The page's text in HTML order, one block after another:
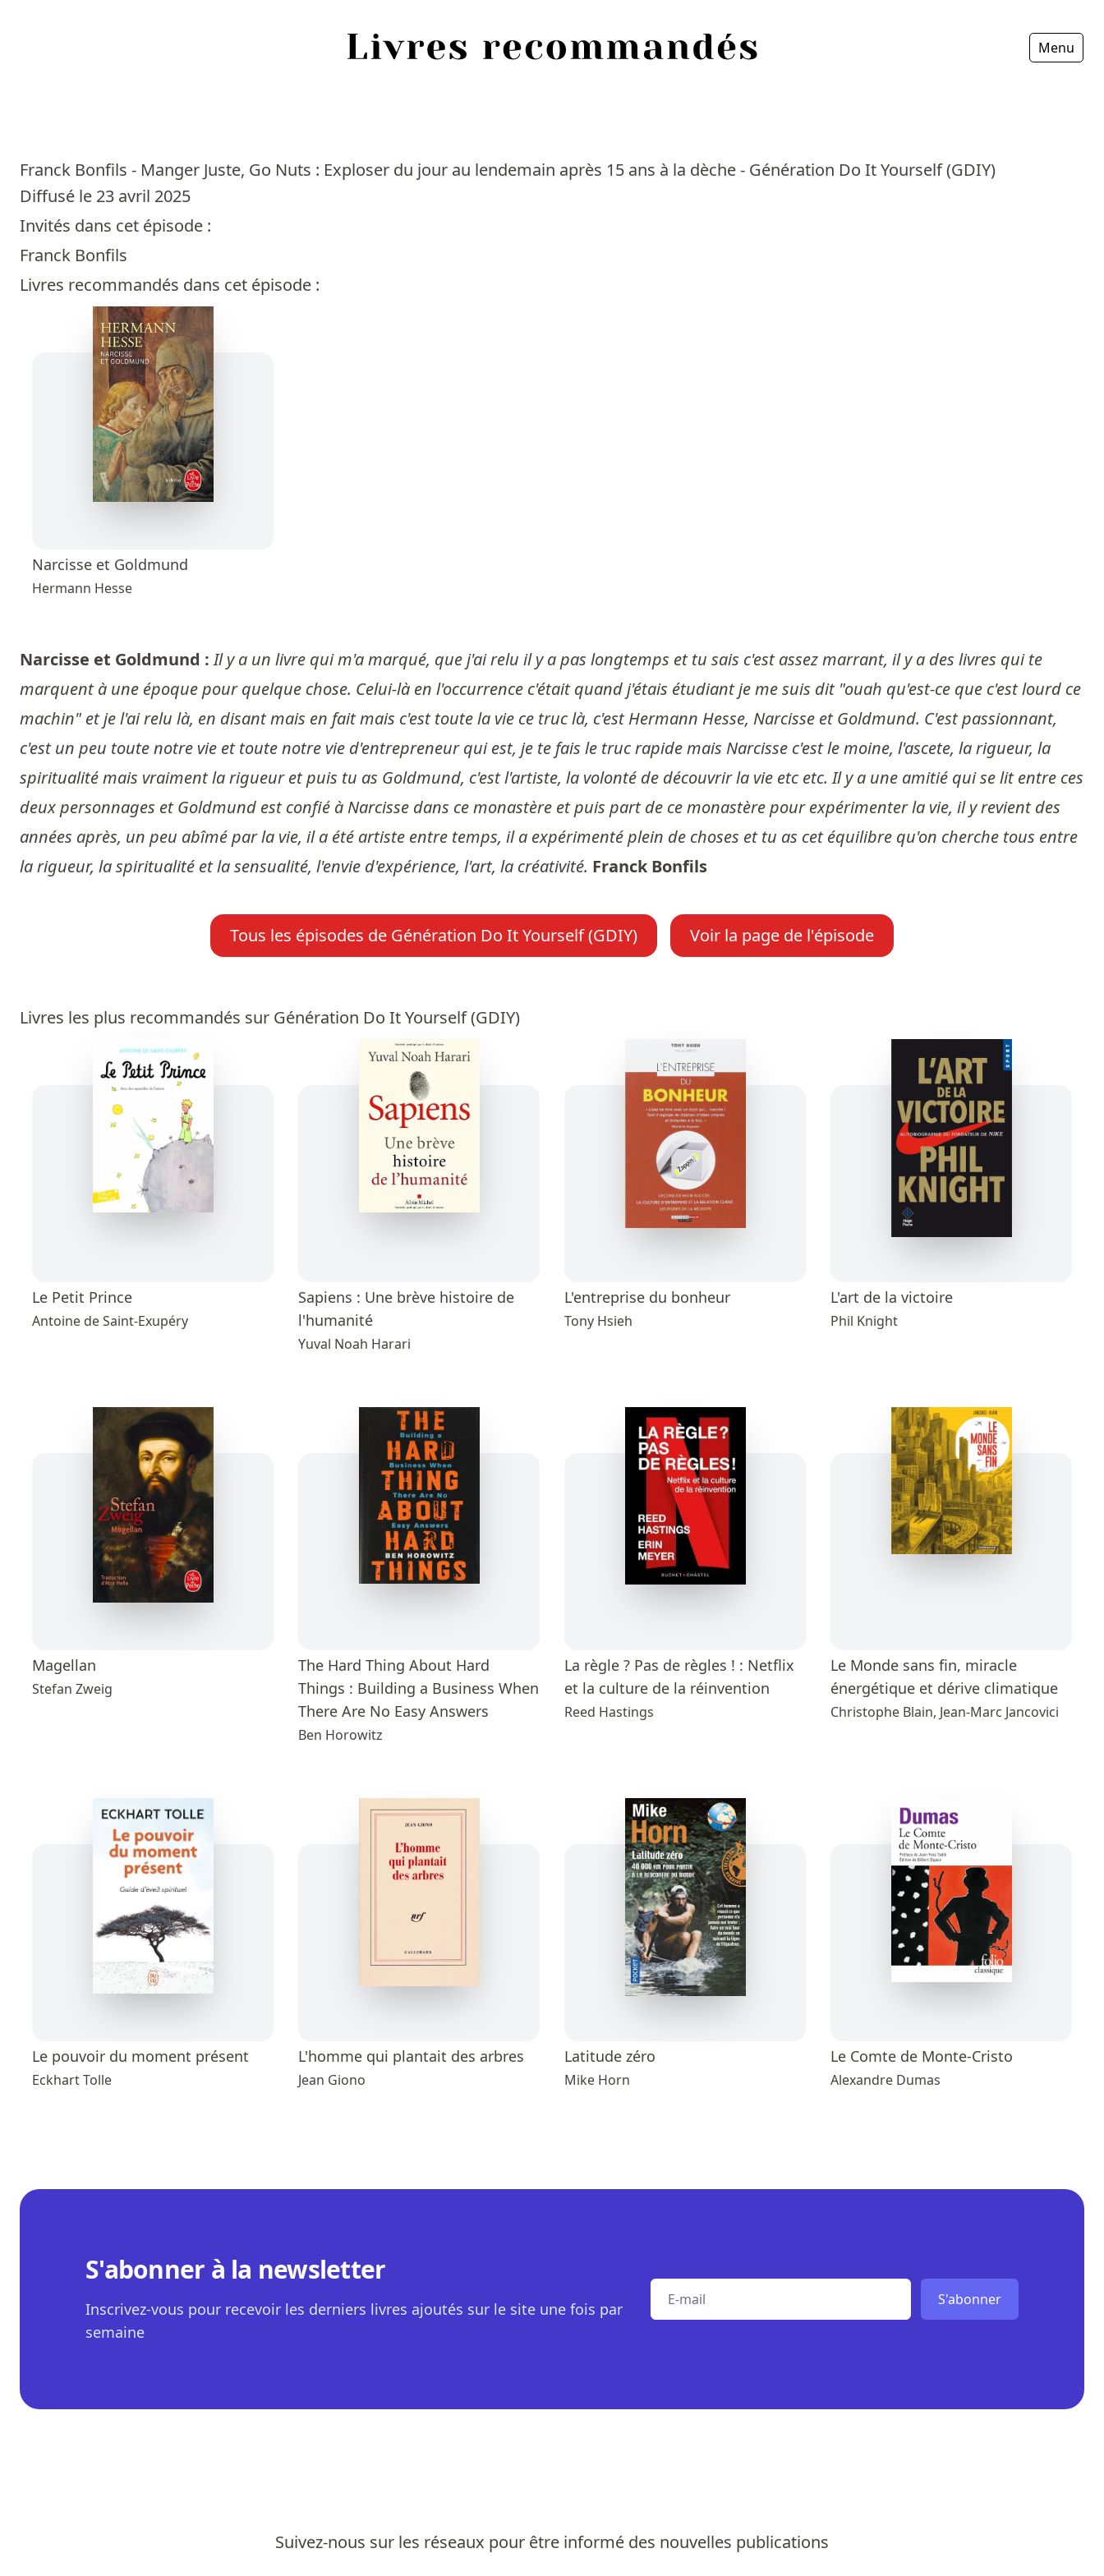
Menu
Franck Bonfils - Manger Juste, Go Nuts : Exploser du jour au lendemain après 15 ans à la dèche - Génération Do It Yourself (GDIY)
Diffusé le 23 avril 2025
Invités dans cet épisode :
Franck Bonfils
Livres recommandés dans cet épisode :
Narcisse et Goldmund
Hermann Hesse
Narcisse et Goldmund :Il y a un livre qui m'a marqué, que j'ai relu il y a pas longtemps et tu sais c'est assez marrant, il y a des livres qui te
marquent à une époque pour quelque chose. Celui-là en l'occurrence c'était quand j'étais étudiant je me suis dit "ouah qu'est-ce que c'est lourd ce
machin" et je l'ai relu là, en disant mais en fait mais c'est toute la vie ce truc là, c'est Hermann Hesse, Narcisse et Goldmund. C'est passionnant,
c'est un peu toute notre vie et toute notre vie d'entrepreneur qui est, je te fais le truc rapide mais Narcisse c'est le moine, l'ascete, la rigueur, la
spiritualité mais vraiment la rigueur et puis tu as Goldmund, c'est l'artiste, la volonté de découvrir la vie etc etc. Il y a une amitié qui se lit entre ces
deux personnages et Goldmund est confié à Narcisse dans ce monastère et puis part de ce monastère pour expérimenter la vie, il y revient des
années après, un peu abîmé par la vie, il a été artiste entre temps, il a expérimenté plein de choses et tu as cet équilibre qu'on cherche tous entre
la rigueur, la spiritualité et la sensualité, l'envie d'expérience, l'art, la créativité. Franck Bonfils
Tous les épisodes de Génération Do It Yourself (GDIY) Voir la page de l'épisode
Livres les plus recommandés sur Génération Do It Yourself (GDIY)
Le Petit Prince
Antoine de Saint-Exupéry
Sapiens : Une brève histoire de
l'humanité
Yuval Noah Harari
L'entreprise du bonheur
Tony Hsieh
L'art de la victoire
Phil Knight
Magellan
Stefan Zweig
The Hard Thing About Hard
Things : Building a Business When
There Are No Easy Answers
Ben Horowitz
La règle ? Pas de règles ! : Netflix
et la culture de la réinvention
Reed Hastings
Le Monde sans fin, miracle
énergétique et dérive climatique
Christophe Blain, Jean-Marc Jancovici
Le pouvoir du moment présent
Eckhart Tolle
L'homme qui plantait des arbres
Jean Giono
Latitude zéro
Mike Horn
Le Comte de Monte-Cristo
Alexandre Dumas
S'abonner à la newsletter
Inscrivez-vous pour recevoir les derniers livres ajoutés sur le site une fois par
semaine
E-mail S'abonner
Sources
Personnes
Livres les plus recommandés
Prix littéraires
Suivez-nous sur les réseaux pour être informé des nouvelles publications